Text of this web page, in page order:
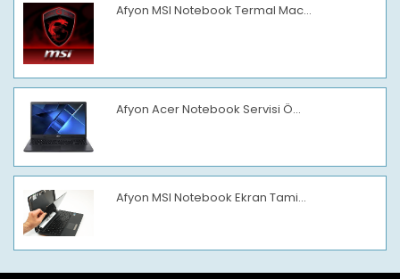
Afyon MSI Notebook Termal Mac...
Afyon Acer Notebook Servisi Ö...
Afyon MSI Notebook Ekran Tami...